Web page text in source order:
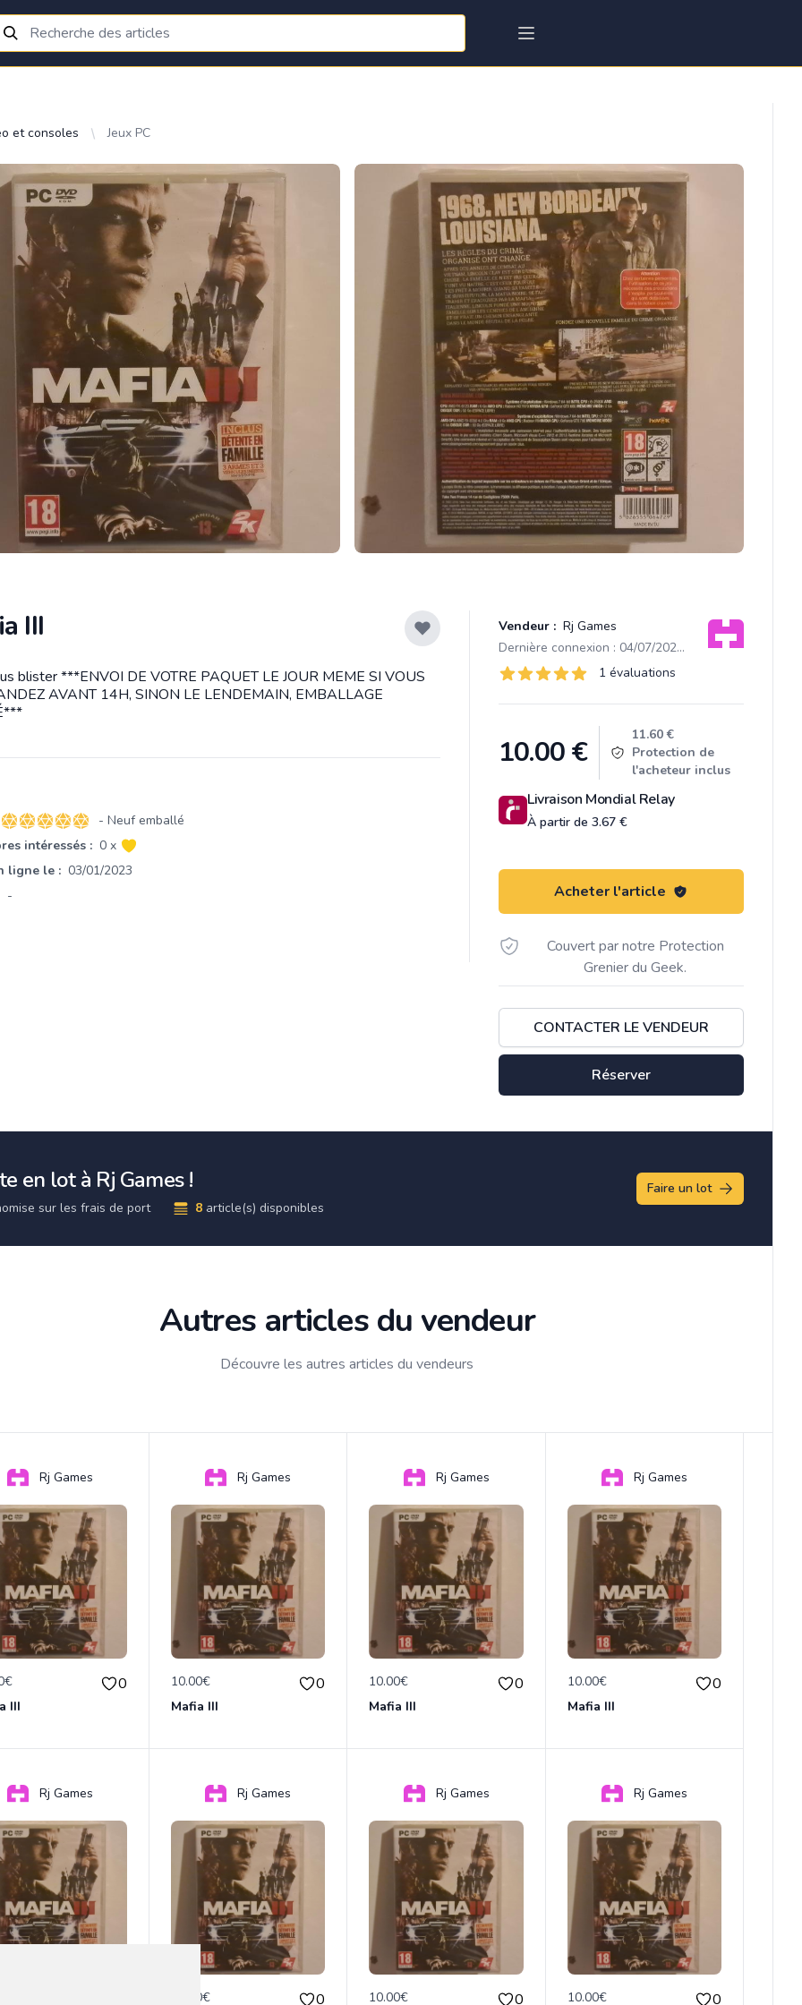
et consoles Jeux PC
III Vendeur : Rj Games
Dernière connexion : 04/07/2023 14:04
Évaluations
1 sur 5 étoiles 1 évaluations
10.00€
11.60 €
Protection de
l'acheteur inclus
Livraison Mondial Relay
À partir de 3.67 €
Acheter l'article
Couvert par notre Protection
Grenier du Geek.
CONTACTER LE VENDEUR
Réserver
blister ***ENVOI DE VOTRE PAQUET LE JOUR MEME SI VOUS
AVANT 14H, SINON LE LENDEMAIN, EMBALLAGE
5 sur 5 étoiles
- Neuf emballé
intéressés : 0 x
ligne le : 03/01/2023
-
en lot à Rj Games !
sur les frais de port 8 article(s) disponibles
Faire un lot
Autres articles du vendeur
Découvre les autres articles du vendeurs
Rj Games
0
III
Rj Games
10.00€ 0
Mafia III
Rj Games
10.00€ 0
Mafia III
Rj Games
10.00€ 0
Mafia III
Rj Games Rj Games
10.00€ 0
Rj Games
10.00€ 0
Rj Games
10.00€ 0